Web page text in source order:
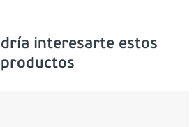
interesarte estos
productos